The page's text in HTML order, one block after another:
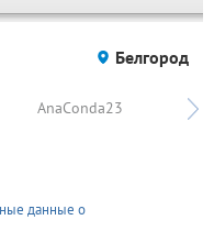
Белгород
AnaConda23
данные о